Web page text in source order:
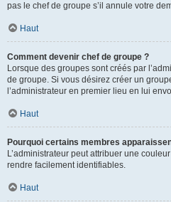
pas le chef de groupe s’il annule votre
Haut
Comment devenir chef de groupe ?
Lorsque des groupes sont créés par
de groupe. Si vous désirez créer un
l’administrateur en premier lieu en lui
Haut
Pourquoi certains membres
L’administrateur peut attribuer une
rendre facilement identifiables.
Haut